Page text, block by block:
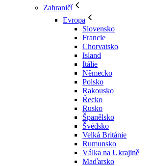
Zahraničí
Evropa
Slovensko
Francie
Chorvatsko
Island
Itálie
Německo
Polsko
Rakousko
Řecko
Rusko
Španělsko
Švédsko
Velká Británie
Rumunsko
Válka na Ukrajině
Maďarsko